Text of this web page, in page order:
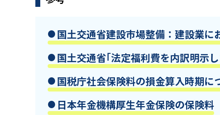
国土交通省建設市場整備：建設業に
国土交通省｢法定福利費を内訳明示
国税庁社会保険料の損金算入時期に
日本年金機構厚生年金保険の保険料